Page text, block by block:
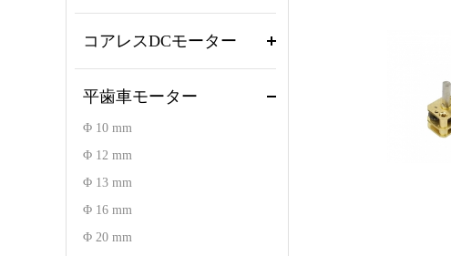
コアレスDCモーター
平歯車モーター
Φ 10 mm
Φ 12 mm
Φ 13 mm
Φ 16 mm
Φ 20 mm